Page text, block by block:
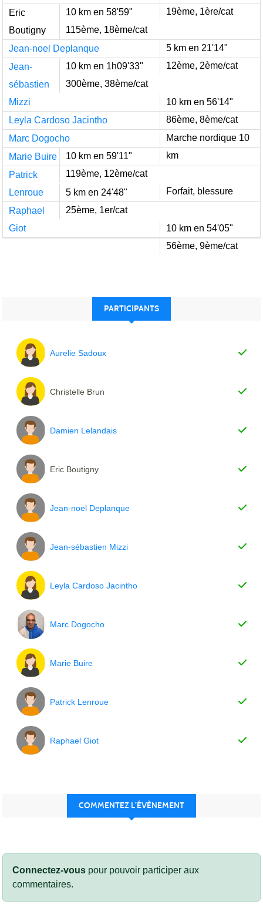
19ème, 1ère/cat
10 km en 58'59"
115ème, 18ème/cat
Eric
Boutigny
5 km en 21'14"
12ème, 2ème/cat
Jean-noel Deplanque
10 km en 1h09'33"
300ème, 38ème/cat
Jean-
sébastien
Mizzi
10 km en 56'14"
86ème, 8ème/cat
Leyla Cardoso Jacintho
Marche nordique 10
km
Marc Dogocho
10 km en 59'11"
119ème, 12ème/cat
Marie Buire
Forfait, blessure
Patrick
Lenroue
5 km en 24'48"
25ème, 1er/cat
Raphael
Giot
10 km en 54'05"
56ème, 9ème/cat
PARTICIPANTS
Aurelie Sadoux
Christelle Brun
Damien Lelandais
Eric Boutigny
Jean-noel Deplanque
Jean-sébastien Mizzi
Leyla Cardoso Jacintho
Marc Dogocho
Marie Buire
Patrick Lenroue
Raphael Giot
COMMENTEZ L’ÉVÈNEMENT
Connectez-vous pour pouvoir participer aux
commentaires.